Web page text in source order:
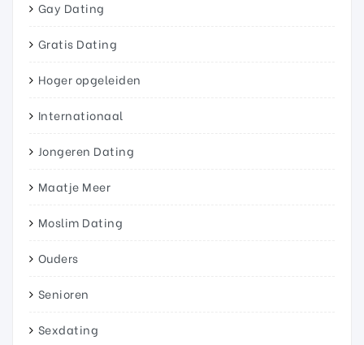
Gay Dating
Gratis Dating
Hoger opgeleiden
Internationaal
Jongeren Dating
Maatje Meer
Moslim Dating
Ouders
Senioren
Sexdating